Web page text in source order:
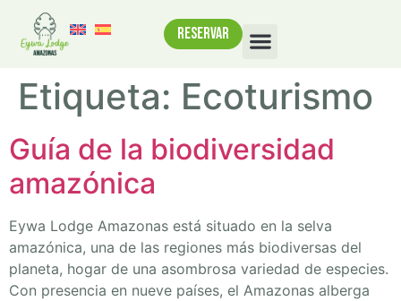
RESERVAR
Etiqueta: Ecoturismo
Guía de la biodiversidad
amazónica
Eywa Lodge Amazonas está situado en la selva
amazónica, una de las regiones más biodiversas del
planeta, hogar de una asombrosa variedad de especies.
Con presencia en nueve países, el Amazonas alberga